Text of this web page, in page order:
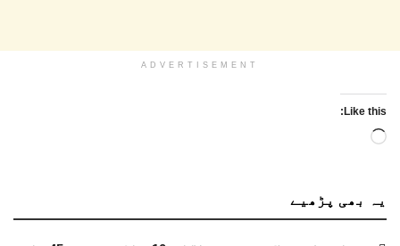
ADVERTISEMENT
Like this:
Loading…
یہ بھی پڑھیے